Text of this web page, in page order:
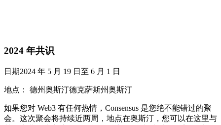
2024 年共识
日期2024 年 5 月 19 日至 6 月 1 日
地点： 德州奥斯汀德克萨斯州奥斯汀
如果您对 Web3 有任何热情，Consensus 是您绝不能错过的聚
会。这次聚会将持续近两周，地点在奥斯汀，您可以在这里与